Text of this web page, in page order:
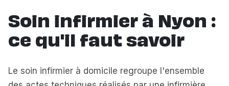
Soin infirmier à Nyon :
ce qu'il faut savoir
Le soin infirmier à domicile regroupe l'ensemble